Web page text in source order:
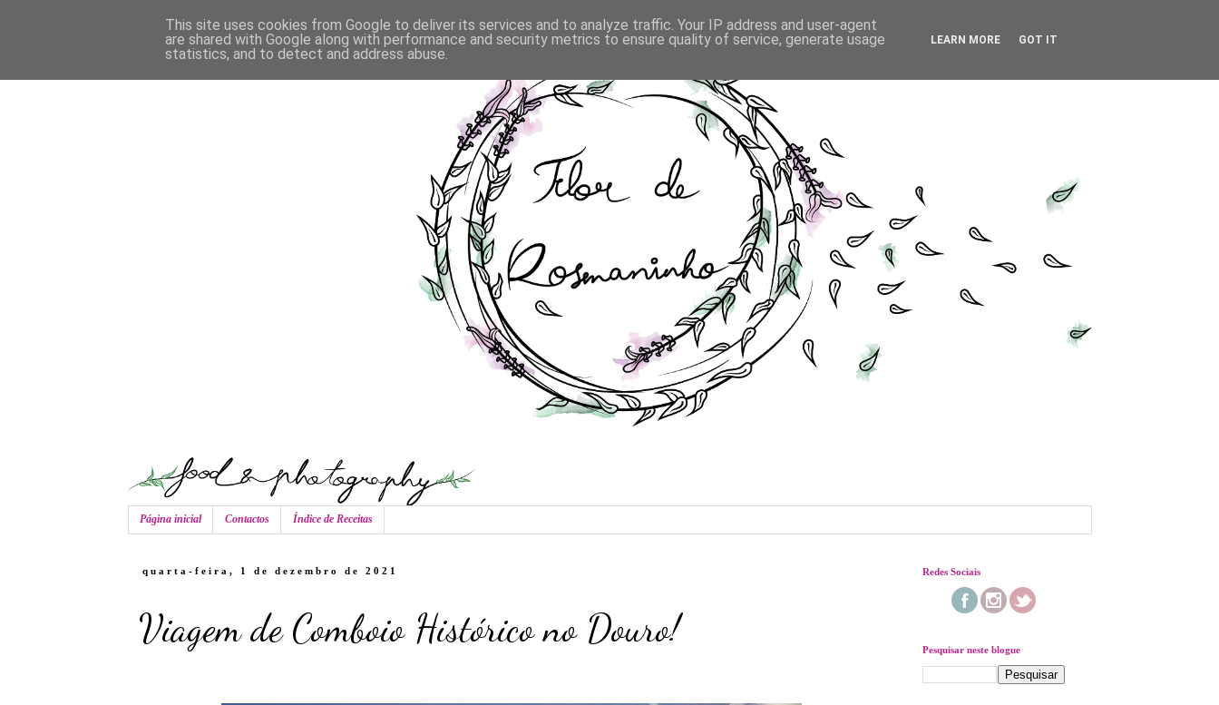
Página inicial Contactos Índice de Receitas
quarta-feira, 1 de dezembro de 2021
Viagem de Comboio Histórico no Douro!
Redes Sociais
Pesquisar neste blogue
This site uses cookies from Google to deliver its services and to analyze traffic. Your IP address and user-agent
are shared with Google along with performance and security metrics to ensure quality of service, generate usage
statistics, and to detect and address abuse.
LEARN MORE GOT IT